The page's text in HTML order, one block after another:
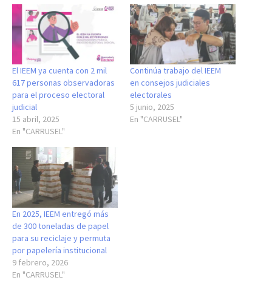
El IEEM ya cuenta con 2 mil
617 personas observadoras
para el proceso electoral
judicial
15 abril, 2025
En "CARRUSEL"
Continúa trabajo del IEEM
en consejos judiciales
electorales
5 junio, 2025
En "CARRUSEL"
En 2025, IEEM entregó más
de 300 toneladas de papel
para su reciclaje y permuta
por papelería institucional
9 febrero, 2026
En "CARRUSEL"